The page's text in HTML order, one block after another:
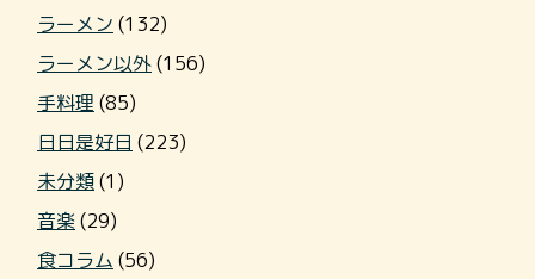
ラーメン (132)
ラーメン以外(156)
手料理 (85)
日日是好日 (223)
未分類(1)
音楽(29)
食コラム (56)